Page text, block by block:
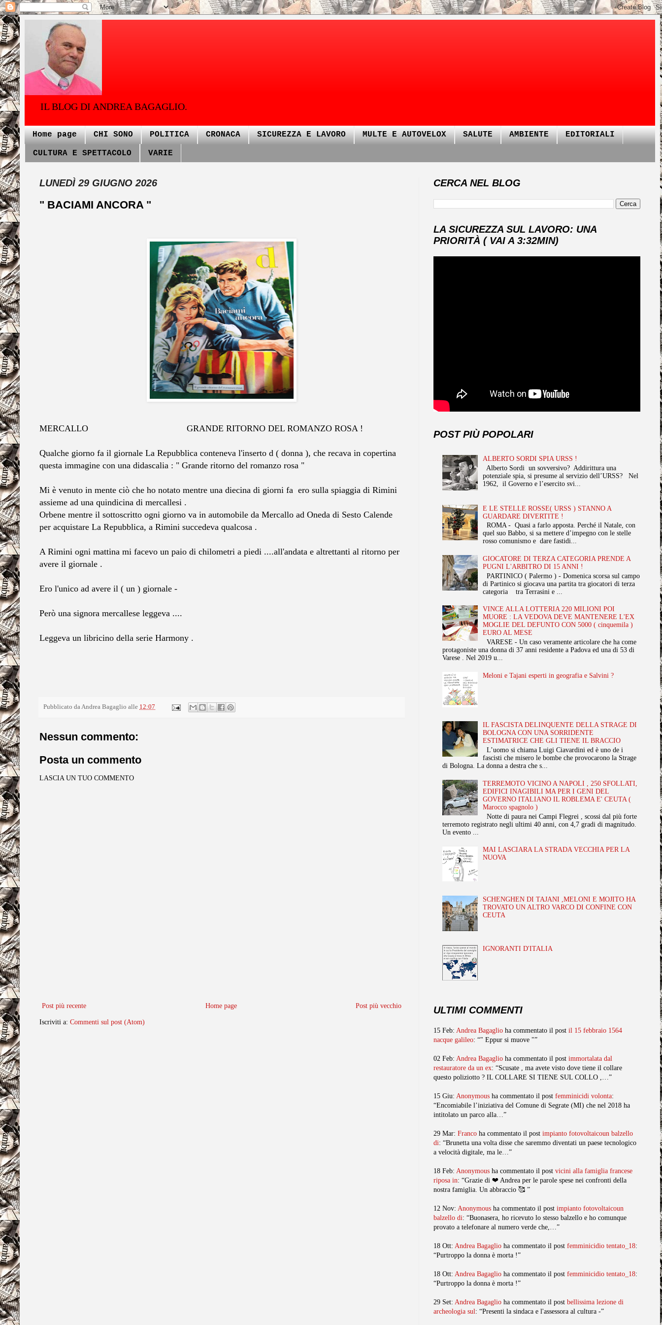
IL BLOG DI ANDREA BAGAGLIO.
Home page CHI SONO POLITICA CRONACA SICUREZZA E LAVORO MULTE E AUTOVELOX SALUTE AMBIENTE EDITORIALI
CULTURA E SPETTACOLO VARIE
LUNEDÌ 29 GIUGNO 2026
" BACIAMI ANCORA "
MERCALLO GRANDE RITORNO DEL ROMANZO ROSA !
Qualche giorno fa il giornale La Repubblica conteneva l'inserto d ( donna ), che recava in copertina
questa immagine con una didascalia : " Grande ritorno del romanzo rosa "
Mi è venuto in mente ciò che ho notato mentre una diecina di giorni fa ero sulla spiaggia di Rimini
assieme ad una quindicina di mercallesi .
Orbene mentre il sottoscritto ogni giorno va in automobile da Mercallo ad Oneda di Sesto Calende
per acquistare La Repubblica, a Rimini succedeva qualcosa .
A Rimini ogni mattina mi facevo un paio di chilometri a piedi ....all'andata e altrettanti al ritorno per
avere il giornale .
Ero l'unico ad avere il ( un ) giornale -
Però una signora mercallese leggeva ....
Leggeva un libricino della serie Harmony .
Pubblicato daAndrea Bagaglio alle 12:07
Nessun commento:
Posta un commento
LASCIA UN TUO COMMENTO
Post più recente Post più vecchio
Home page
Iscriviti a: Commenti sul post (Atom)
CERCA NEL BLOG
LA SICUREZZA SUL LAVORO: UNA
PRIORITÀ ( VAI A 3:32MIN)
POST PIÙ POPOLARI
ALBERTO SORDI SPIA URSS !
Alberto Sordi un sovversivo? Addirittura una
potenziale spia, si presume al servizio dell’URSS? Nel
1962, il Governo e l’esercito svi...
E LE STELLE ROSSE( URSS ) STANNO A
GUARDARE DIVERTITE !
ROMA - Quasi a farlo apposta. Perché il Natale, con
quel suo Babbo, si sa mettere d’impegno con le stelle
rosso comunismo e dare fastidi...
GIOCATORE DI TERZA CATEGORIA PRENDE A
PUGNI L'ARBITRO DI 15 ANNI !
PARTINICO ( Palermo ) - Domenica scorsa sul campo
di Partinico si giocava una partita tra giocatori di terza
categoria tra Terrasini e ...
VINCE ALLA LOTTERIA 220 MILIONI POI
MUORE : LA VEDOVA DEVE MANTENERE L'EX
MOGLIE DEL DEFUNTO CON 5000 ( cinquemila )
EURO AL MESE
VARESE - Un caso veramente articolare che ha come
protagoniste una donna di 37 anni residente a Padova ed una di 53 di
Varese . Nel 2019 u...
Meloni e Tajani esperti in geografia e Salvini ?
IL FASCISTA DELINQUENTE DELLA STRAGE DI
BOLOGNA CON UNA SORRIDENTE
ESTIMATRICE CHE GLI TIENE IL BRACCIO
L’uomo si chiama Luigi Ciavardini ed è uno de i
fascisti che misero le bombe che provocarono la Strage
di Bologna. La donna a destra che s...
TERREMOTO VICINO A NAPOLI , 250 SFOLLATI,
EDIFICI INAGIBILI MA PER I GENI DEL
GOVERNO ITALIANO IL ROBLEMA E' CEUTA (
Marocco spagnolo )
Notte di paura nei Campi Flegrei , scossi dal più forte
terremoto registrato negli ultimi 40 anni, con 4,7 gradi di magnitudo.
Un evento ...
MAI LASCIARA LA STRADA VECCHIA PER LA
NUOVA
SCHENGHEN DI TAJANI ,MELONI E MOJITO HA
TROVATO UN ALTRO VARCO DI CONFINE CON
CEUTA
IGNORANTI D'ITALIA
ULTIMI COMMENTI
15 Feb: Andrea Bagaglio ha commentato il post il 15 febbraio 1564
nacque galileo: “" Eppur si muove "”
02 Feb: Andrea Bagaglio ha commentato il post immortalata dal
restauratore da un ex: “Scusate , ma avete visto dove tiene il collare
questo poliziotto ? IL COLLARE SI TIENE SUL COLLO ,…”
15 Giu: Anonymous ha commentato il post femminicidi volonta:
“Encomiabile l’iniziativa del Comune di Segrate (MI) che nel 2018 ha
intitolato un parco alla…”
29 Mar: Franco ha commentato il post impianto fotovoltaicoun balzello
di: “Brunetta una volta disse che saremmo diventati un paese tecnologico
a velocità digitale, ma le…”
18 Feb: Anonymous ha commentato il post vicini alla famiglia francese
riposa in: “Grazie di ❤️ Andrea per le parole spese nei confronti della
nostra famiglia. Un abbraccio 🥰 ”
12 Nov: Anonymous ha commentato il post impianto fotovoltaicoun
balzello di: “Buonasera, ho ricevuto lo stesso balzello e ho comunque
provato a telefonare al numero verde che,…”
18 Ott: Andrea Bagaglio ha commentato il post femminicidio tentato_18:
“Purtroppo la donna è morta !”
18 Ott: Andrea Bagaglio ha commentato il post femminicidio tentato_18:
“Purtroppo la donna è morta !”
29 Set: Andrea Bagaglio ha commentato il post bellissima lezione di
archeologia sul: “Presenti la sindaca e l'assessora al cultura -”